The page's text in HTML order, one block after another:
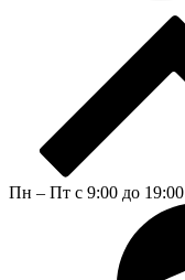
Пн – Пт с 9:00 до 19:00